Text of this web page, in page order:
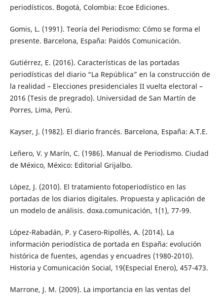
periodísticos. Bogotá, Colombia: Ecoe Ediciones.
Gomis, L. (1991). Teoría del Periodismo: Cómo se forma el
presente. Barcelona, España: Paidós Comunicación.
Gutiérrez, E. (2016). Características de las portadas
periodísticas del diario “La República” en la construcción de
la realidad – Elecciones presidenciales II vuelta electoral –
2016 (Tesis de pregrado). Universidad de San Martín de
Porres, Lima, Perú.
Kayser, J. (1982). El diario francés. Barcelona, España: A.T.E.
Leñero, V. y Marín, C. (1986). Manual de Periodismo. Ciudad
de México, México: Editorial Grijalbo.
López, J. (2010). El tratamiento fotoperiodístico en las
portadas de los diarios digitales. Propuesta y aplicación de
un modelo de análisis. doxa.comunicación, 1(1), 77-99.
López-Rabadán, P. y Casero-Ripollés, A. (2014). La
información periodística de portada en España: evolución
histórica de fuentes, agendas y encuadres (1980-2010).
Historia y Comunicación Social, 19(Especial Enero), 457-473.
Marrone, J. M. (2009). La importancia en las ventas del